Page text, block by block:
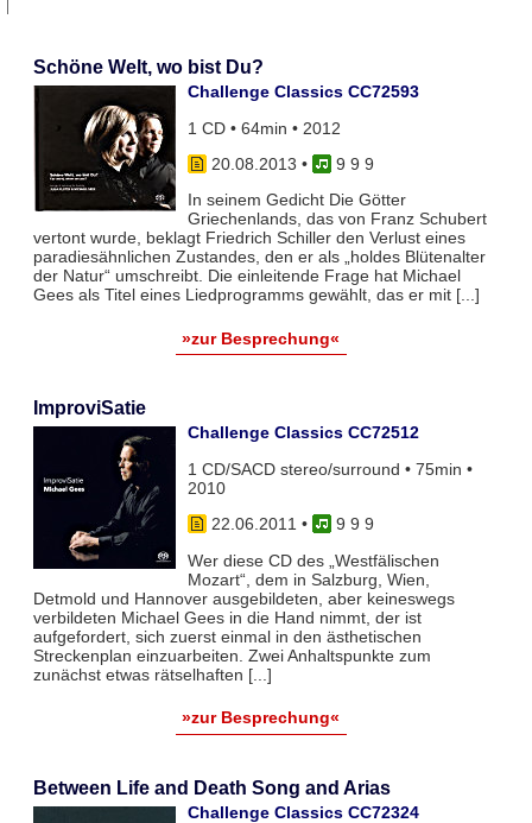
Schöne Welt, wo bist Du?
Challenge Classics CC72593
1 CD • 64min • 2012
20.08.2013 •
9 9 9
In seinem Gedicht Die Götter
Griechenlands, das von Franz Schubert
vertont wurde, beklagt Friedrich Schiller den Verlust eines
paradiesähnlichen Zustandes, den er als „holdes Blütenalter
der Natur“ umschreibt. Die einleitende Frage hat Michael
Gees als Titel eines Liedprogramms gewählt, das er mit [...]
»zur Besprechung«
ImproviSatie
Challenge Classics CC72512
1 CD/SACD stereo/surround • 75min •
2010
22.06.2011 •
9 9 9
Wer diese CD des „Westfälischen
Mozart“, dem in Salzburg, Wien,
Detmold und Hannover ausgebildeten, aber keineswegs
verbildeten Michael Gees in die Hand nimmt, der ist
aufgefordert, sich zuerst einmal in den ästhetischen
Streckenplan einzuarbeiten. Zwei Anhaltspunkte zum
zunächst etwas rätselhaften [...]
»zur Besprechung«
Between Life and Death Song and Arias
Challenge Classics CC72324